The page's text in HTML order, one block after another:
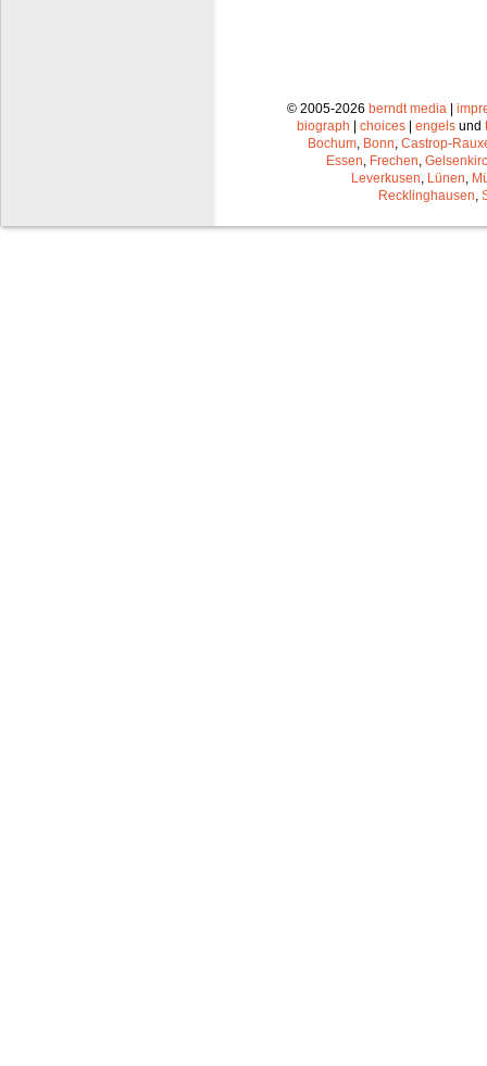
© 2005-2026 berndt media |
biograph | choices | engels und
Bochum Bonn Castrop-
Essen Frechen
Leverkusen Lünen
Recklinghausen